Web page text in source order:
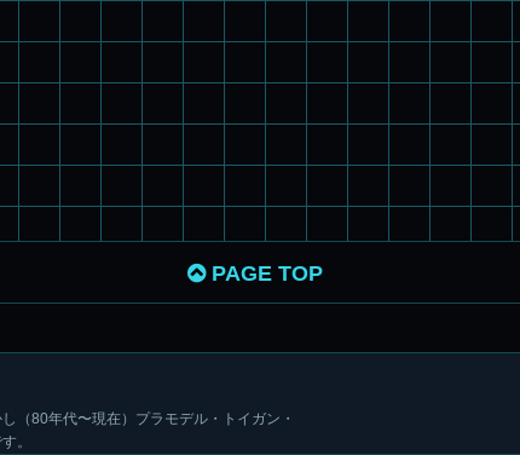
PAGE TOP
（80年代〜現在）プラモデル・トイガン・
。